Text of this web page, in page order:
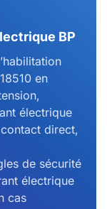
BP
en
électrique
direct,
de sécurité
électrique
cas